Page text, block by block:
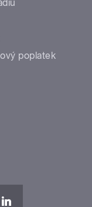
poplatek